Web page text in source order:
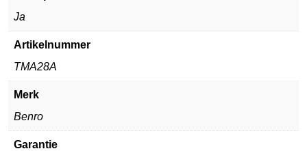
Ja
Artikelnummer
TMA28A
Merk
Benro
Garantie